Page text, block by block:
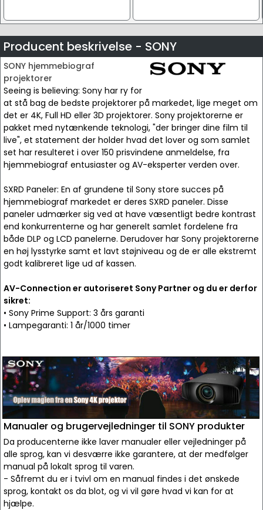
Producent beskrivelse - SONY
SONY hjemmebiograf
projektorer
Seeing is believing: Sony har ry for
at stå bag de bedste projektorer på markedet, lige meget om
det er 4K, Full HD eller 3D projektorer. Sony projektorerne er
pakket med nytænkende teknologi, "der bringer dine film til
live", et statement der holder hvad det lover og som samlet
set har resulteret i over 150 prisvindene anmeldelse, fra
hjemmebiograf entusiaster og AV-eksperter verden over.
SXRD Paneler: En af grundene til Sony store succes på
hjemmebiograf markedet er deres SXRD paneler. Disse
paneler udmærker sig ved at have væsentligt bedre kontrast
end konkurrenterne og har generelt samlet fordelene fra
både DLP og LCD panelerne. Derudover har Sony projektorerne
en høj lysstyrke samt et lavt støjniveau og de er alle ekstremt
godt kalibreret lige ud af kassen.
AV-Connection er autoriseret Sony Partner og du er derfor
sikret:
• Sony Prime Support: 3 års garanti
• Lampegaranti: 1 år/1000 timer
Manualer og brugervejledninger til SONY produkter
Da producenterne ikke laver manualer eller vejledninger på
alle sprog, kan vi desværre ikke garantere, at der medfølger
manual på lokalt sprog til varen.
- Såfremt du er i tvivl om en manual findes i det ønskede
sprog, kontakt os da blot, og vi vil gøre hvad vi kan for at
hjælpe.